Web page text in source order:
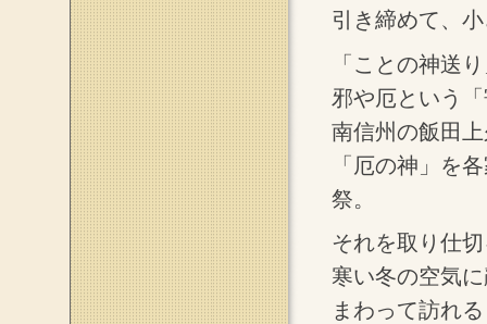
引き締めて、
「ことの神送
邪や厄という
南信州の飯田
「厄の神」を
祭。
それを取り仕
寒い冬の空気
まわって訪れ